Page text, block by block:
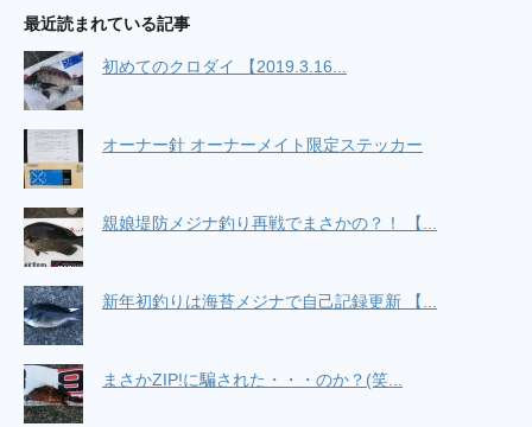
最近読まれている記事
初めてのクロダイ 【2019.3.16...
オーナー針 オーナーメイト限定ステッカー
親娘堤防メジナ釣り再戦でまさかの？！ 【...
新年初釣りは海苔メジナで自己記録更新 【...
まさかZIP!に騙された・・・のか？(笑...